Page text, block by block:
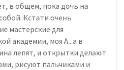
в общем, пока дочь на
Кстати очень
мастерские для
академии, моя А...а в
лепят, и открытки делают
рисуют пальчиками и